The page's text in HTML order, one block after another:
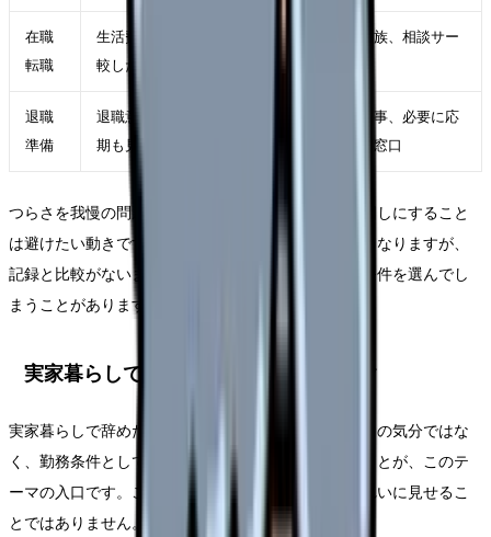
在職
転職
生活費を守りながら条件を比
較したい
自分、家族、相談サー
退職
準備
退職意思が固く、引き継ぎ時
期も見えている
職場、人事、必要に応
じて外部窓口
つらさを我慢の問題にして、事実の記録や相談を後回しにすること
は避けたい動きです。限界の時ほど早く終わらせたくなりますが、
記録と比較がないまま動くと、次の職場選びで同じ条件を選んでし
まうことがあります。
実家暮らしで辞めたい時の固有チェック
実家暮らしで辞めたいが出てきた時点で、単なる一日の気分ではな
く、勤務条件として何が積み上がっているかを見ることが、このテ
ーマの入口です。ここで大切なのは、退職理由をきれいに見せるこ
とではありません。